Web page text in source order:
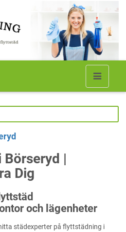
|
Dig
och lägenheter
städexperter på flyttstädning i